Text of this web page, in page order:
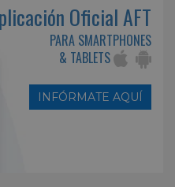
Oficial AFT
PARA SMARTPHONES
& TABLETS
INFÓRMATE AQUÍ